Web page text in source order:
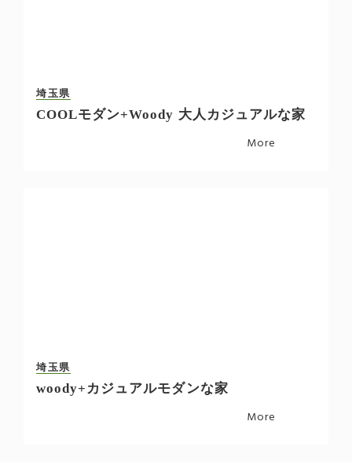
埼玉県
COOLモダン+Woody 大人カジュアルな家
More
埼玉県
woody+カジュアルモダンな家
More